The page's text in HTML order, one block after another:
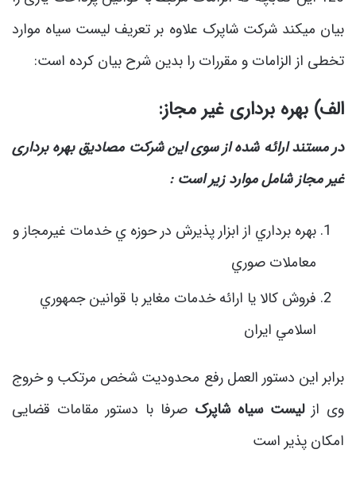
بیان میکند شرکت شاپرک علاوه بر تعریف لیست سیاه موارد
تخطی از الزامات و مقررات را بدین شرح بیان کرده است:
الف) بهره برداری غیر مجاز:
در مستند ارائه شده از سوی این شرکت مصادیق بهره برداری
غیر مجاز شامل موارد زیر است :
بهره برداري از ابزار پذيرش در حوزه ي خدمات غيرمجاز و
معاملات صوري
فروش كالا يا ارائه خدمات مغاير با قوانين جمهوري
اسلامي ايران
برابر این دستور العمل رفع محدودیت شخص مرتکب و خروج
وی ازلیست سیاه شاپرک صرفا با دستور مقامات قضایی
امکان پذیر است